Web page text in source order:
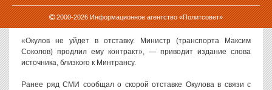
2000-2026Информационное агентство «Политсовет»
О продлении контракта с Окуловымсообщаетгазета
«Ведомости».
«Окулов не уйдет в отставку. Министр (транспорта Максим
Соколов) продлил ему контракт», — приводит издание слова
источника, близкого к Минтрансу.
Ранее ряд СМИ сообщал о скорой отставке Окулова в связи с